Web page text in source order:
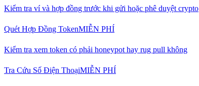
Kiểm tra ví và hợp đồng trước khi gửi hoặc phê duyệt crypto
Quét Hợp Đồng TokenMIỄN PHÍ
Kiểm tra xem token có phải honeypot hay rug pull không
Tra Cứu Số Điện ThoạiMIỄN PHÍ